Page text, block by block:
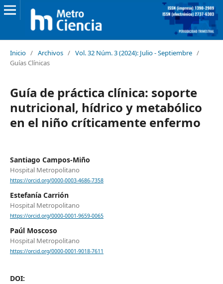
Inicio / Archivos / Vol. 32 Núm. 3 (2024): Julio - Septiembre /
Guías Clínicas
Guía de práctica clínica: soporte
nutricional, hídrico y metabólico
en el niño críticamente enfermo
Santiago Campos-Miño
Hospital Metropolitano
https://orcid.org/0000-0003-4686-7358
Estefanía Carrión
Hospital Metropolitano
https://orcid.org/0000-0001-9659-0065
Paúl Moscoso
Hospital Metropolitano
https://orcid.org/0000-0001-9018-7611
DOI: